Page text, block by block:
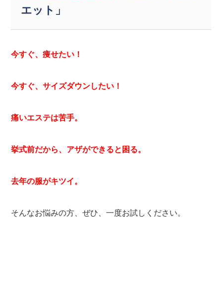
エット」
今すぐ、痩せたい！
今すぐ、サイズダウンしたい！
痛いエステは苦手。
挙式前だから、アザができると困る。
去年の服がキツイ。
そんなお悩みの方、ぜひ、一度お試しください。